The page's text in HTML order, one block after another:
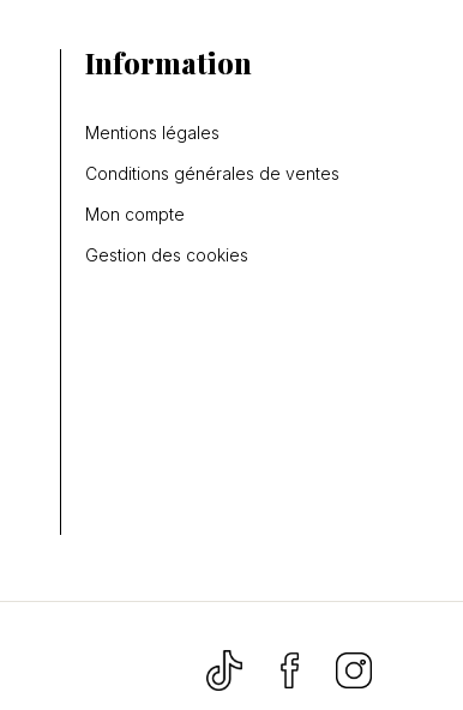
Information
Mentions légales
Conditions générales de ventes
Mon compte
Gestion des cookies